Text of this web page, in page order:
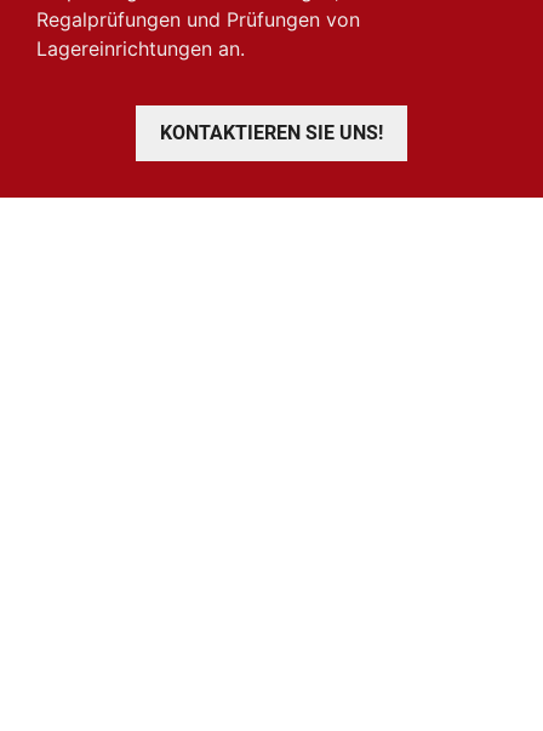
Regalprüfungen und Prüfungen von
Lagereinrichtungen an.
KONTAKTIEREN SIE UNS!